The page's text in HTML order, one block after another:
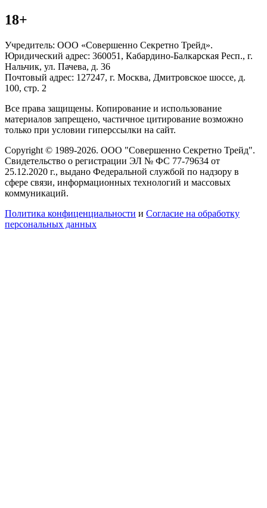
18+
Учредитель: ООО «Совершенно Секретно Трейд».
Юридический адрес: 360051, Кабардино-Балкарская Респ., г.
Нальчик, ул. Пачева, д. 36
Почтовый адрес: 127247, г. Москва, Дмитровское шоссе, д.
100, стр. 2
Все права защищены. Копирование и использование
материалов запрещено, частичное цитирование возможно
только при условии гиперссылки на сайт.
Copyright © 1989-2026. ООО "Совершенно Секретно Трейд".
Свидетельство о регистрации ЭЛ № ФС 77-79634 от
25.12.2020 г., выдано Федеральной службой по надзору в
сфере связи, информационных технологий и массовых
коммуникаций.
Политика конфиценциальности и Согласие на обработку
персональных данных